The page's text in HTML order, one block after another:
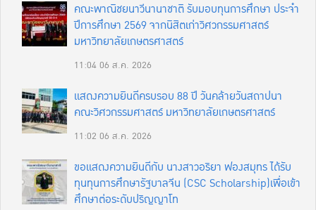
คณะพาณิชยนาวีนานาชาติ รับมอบทุนการศึกษา ประจำ
ปีการศึกษา 2569 จากนิสิตเก่าวิศวกรรมศาสตร์
มหาวิทยาลัยเกษตรศาสตร์
11:0406 ส.ค. 2026
แสดงความยินดีครบรอบ 88 ปี วันคล้ายวันสถาปนา
คณะวิศวกรรมศาสตร์ มหาวิทยาลัยเกษตรศาสตร์
11:02 06 ส.ค. 2026
ขอแสดงความยินดีกับ นางสาวอริยา ฟองสมุทร ได้รับ
ทุนทุนการศึกษารัฐบาลจีน (CSC Scholarship)เพื่อเข้า
ศึกษาต่อระดับปริญญาโท